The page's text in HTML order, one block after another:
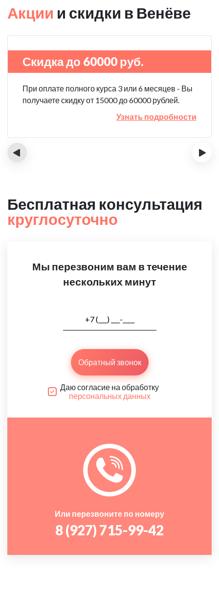
Акции и скидки в Венёве
Скидка до 60000 руб.
При оплате полного курса 3 или 6 месяцев - Вы
получаете скидку от 15000 до 60000 рублей.
Узнать подробности
‹ ›
Бесплатная консультация
круглосуточно
Мы перезвоним вам в течение
нескольких минут
Обратный звонок
Даю согласие на обработку
персональных данных
Или перезвоните по номеру
8 (927) 715-99-42